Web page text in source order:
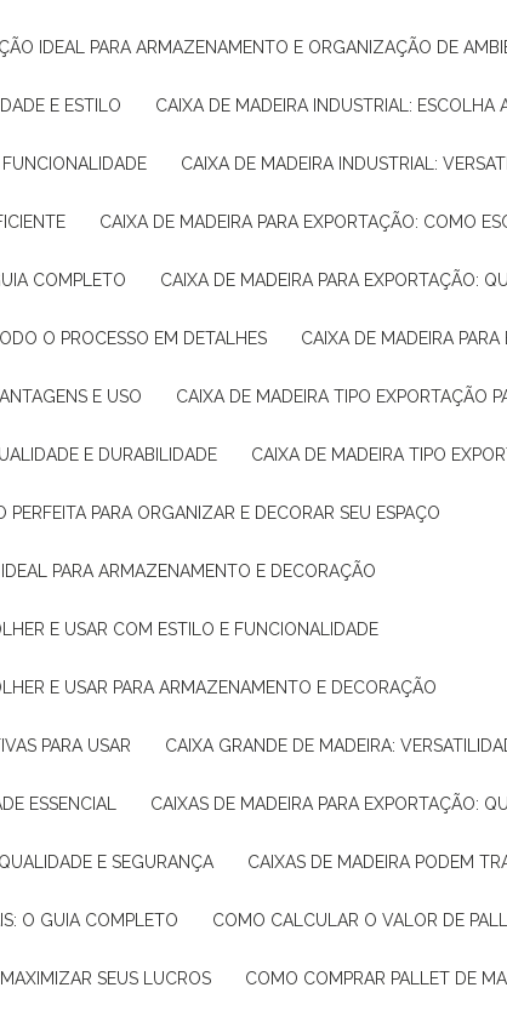
IDEAL PARA ARMAZENAMENTO E ORGANIZAÇÃO DE
E ESTILO CAIXA DE MADEIRA INDUSTRIAL: ESCOLHA
FUNCIONALIDADE CAIXA DE MADEIRA INDUSTRIAL:
CAIXA DE MADEIRA PARA EXPORTAÇÃO: COMO
COMPLETO CAIXA DE MADEIRA PARA EXPORTAÇÃO:
O PROCESSO EM DETALHES CAIXA DE MADEIRA
E USO CAIXA DE MADEIRA TIPO EXPORTAÇÃO
E DURABILIDADE CAIXA DE MADEIRA TIPO
PERFEITA PARA ORGANIZAR E DECORAR SEU ESPAÇO
PARA ARMAZENAMENTO E DECORAÇÃO
E USAR COM ESTILO E FUNCIONALIDADE
E USAR PARA ARMAZENAMENTO E DECORAÇÃO
PARA USAR CAIXA GRANDE DE MADEIRA:
ESSENCIAL CAIXAS DE MADEIRA PARA EXPORTAÇÃO:
E SEGURANÇA CAIXAS DE MADEIRA PODEM
O GUIA COMPLETO COMO CALCULAR O VALOR DE
SEUS LUCROS COMO COMPRAR PALLET DE